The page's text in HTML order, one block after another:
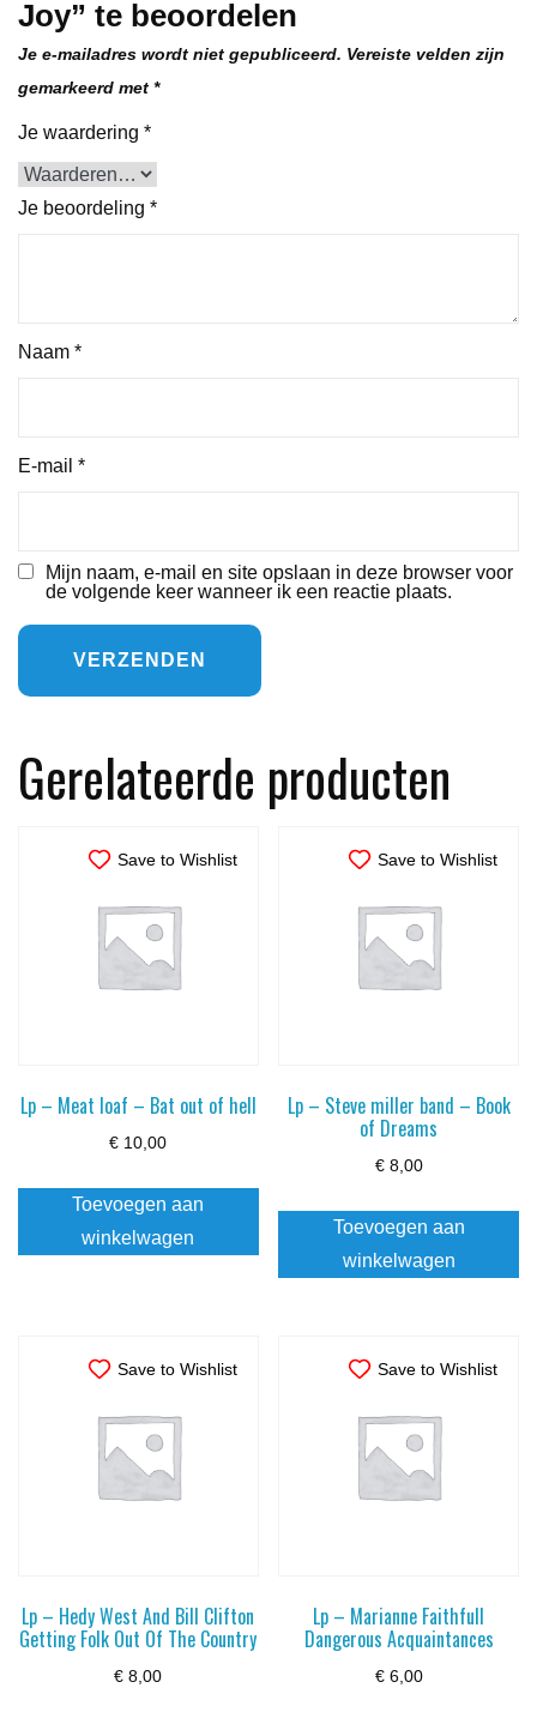
Joy” te beoordelen
Je e-mailadres wordt niet gepubliceerd. Vereiste velden zijn
gemarkeerd met *
Je waardering *
Je beoordeling *
Naam *
E-mail *
Mijn naam, e-mail en site opslaan in deze browser voor
de volgende keer wanneer ik een reactie plaats.
Gerelateerde producten
Save to Wishlist
Lp – Meat loaf – Bat out of hell
€ 10,00
Toevoegen aan
winkelwagen
Save to Wishlist
Lp – Steve miller band – Book
of Dreams
€8,00
Toevoegen aan
winkelwagen
Save to Wishlist
Lp – Hedy West And Bill Clifton
Getting Folk Out Of The Country
€ 8,00
Save to Wishlist
Lp – Marianne Faithfull
Dangerous Acquaintances
€6,00